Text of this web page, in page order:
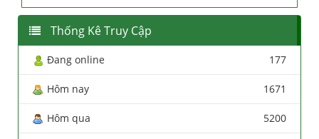
Thống Kê Truy Cập
Đang online 177
Hôm nay 1671
Hôm qua 5200